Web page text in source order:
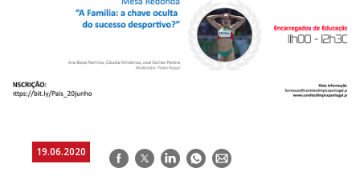
19.06.2020 Facebook
TwitterLinkedInWhatsApp
E-